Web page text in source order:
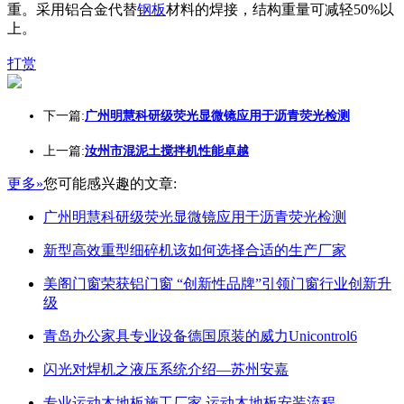
重。采用铝合金代替钢板材料的焊接，结构重量可减轻50%以
上。
打赏
下一篇:广州明慧科研级荧光显微镜应用于沥青荧光检测
上一篇:汝州市混泥土搅拌机性能卓越
更多»您可能感兴趣的文章:
广州明慧科研级荧光显微镜应用于沥青荧光检测
新型高效重型细碎机该如何选择合适的生产厂家
美阁门窗荣获铝门窗 “创新性品牌”引领门窗行业创新升
级
青岛办公家具专业设备德国原装的威力Unicontrol6
闪光对焊机之液压系统介绍—苏州安嘉